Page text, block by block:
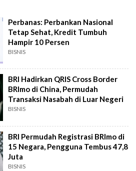
Perbanas: Perbankan Nasional
Tetap Sehat, Kredit Tumbuh
Hampir 10 Persen
BISNIS
BRI Hadirkan QRIS Cross Border
BRImo di China, Permudah
Transaksi Nasabah di Luar Negeri
BISNIS
BRI Permudah Registrasi BRImo di
15 Negara, Pengguna Tembus 47,8
Juta
BISNIS